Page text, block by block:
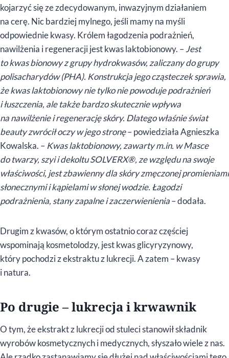
kojarzyć się ze zdecydowanym, inwazyjnym działaniem
na cerę. Nic bardziej mylnego, jeśli mamy na myśli
odpowiednie kwasy. Królem łagodzenia podrażnień,
nawilżenia i regeneracji jest kwas laktobionowy. –Jest
to kwas bionowy z grupy hydrokwasów, zaliczany do grupy
polisacharydów (PHA). Konstrukcja jego cząsteczek sprawia,
że kwas laktobionowy nie tylko nie powoduje podrażnień
i łuszczenia, ale także bardzo skutecznie wpływa
na nawilżenie i regenerację skóry. Dlatego właśnie świat
beauty zwrócił oczy w jego stronę– powiedziała Agnieszka
Kowalska. – Kwas laktobionowy, zawarty m.in. w Masce
do twarzy, szyi i dekoltu SOLVERX®, ze względu na swoje
właściwości, jest zbawienny dla skóry zmęczonej promieniami
słonecznymi i kąpielami w słonej wodzie. Łagodzi
podrażnienia, stany zapalne i zaczerwienienia– dodała.
Drugim z kwasów, o którym ostatnio coraz częściej
wspominają kosmetolodzy, jest kwas glicyryzynowy,
który pochodzi z ekstraktu z lukrecji. A zatem – kwasy
i natura.
Po drugie – lukrecja i krwawnik
O tym, że ekstrakt z lukrecji od stuleci stanowił składnik
wyrobów kosmetycznych i medycznych, słyszało wiele z nas.